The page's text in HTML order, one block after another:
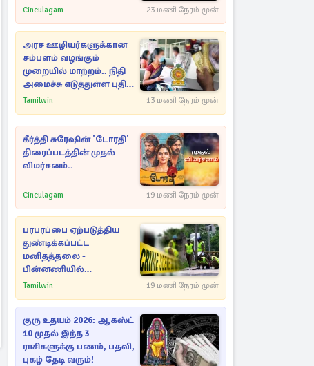
Cineulagam 23 மணி நேரம் முன்
அரச ஊழியர்களுக்கான
சம்பளம் வழங்கும்
முறையில் மாற்றம்.. நிதி
அமைச்சு எடுத்துள்ள புதிய
நடவடிக்கை
Tamilwin 13 மணி நேரம் முன்
கீர்த்தி சுரேஷின் 'டோரதி'
திரைப்படத்தின் முதல்
விமர்சனம்..
Cineulagam 19 மணி நேரம் முன்
பரபரப்பை ஏற்படுத்திய
துண்டிக்கப்பட்ட
மனிதத்தலை -
பின்னணியில்
மறைந்துள்ள மர்மம்
Tamilwin 19 மணி நேரம் முன்
குரு உதயம் 2026: ஆகஸ்ட்
10 முதல் இந்த 3
ராசிகளுக்கு பணம், பதவி,
புகழ் தேடி வரும்!